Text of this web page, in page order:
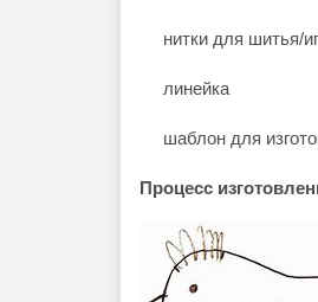
нитки для шитья/
линейка
шаблон для
Процесс